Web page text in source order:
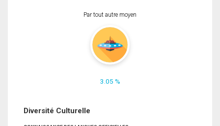
Par tout autre moyen
3.05 %
Diversité Culturelle